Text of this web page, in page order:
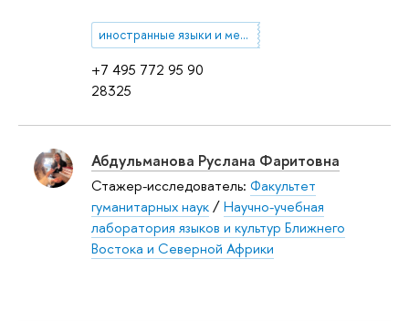
+7 495 772 95 90
28325
иностранные языки и межкультурная коммуникация
Абдульманова Руслана Фаритовна
Стажер-исследователь: Факультет
гуманитарных наук/Научно-учебная
лаборатория языков и культур Ближнего
Востока и Северной Африки